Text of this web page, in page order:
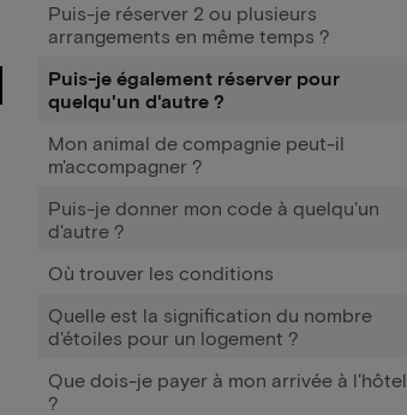
Puis-je réserver 2 ou plusieurs
arrangements en même temps ?
Puis-je également réserver pour
quelqu'un d'autre ?
Mon animal de compagnie peut-il
m'accompagner ?
Puis-je donner mon code à quelqu'un
d'autre ?
Où trouver les conditions
Quelle est la signification du nombre
d'étoiles pour un logement ?
Que dois-je payer à mon arrivée à l'hôtel
?